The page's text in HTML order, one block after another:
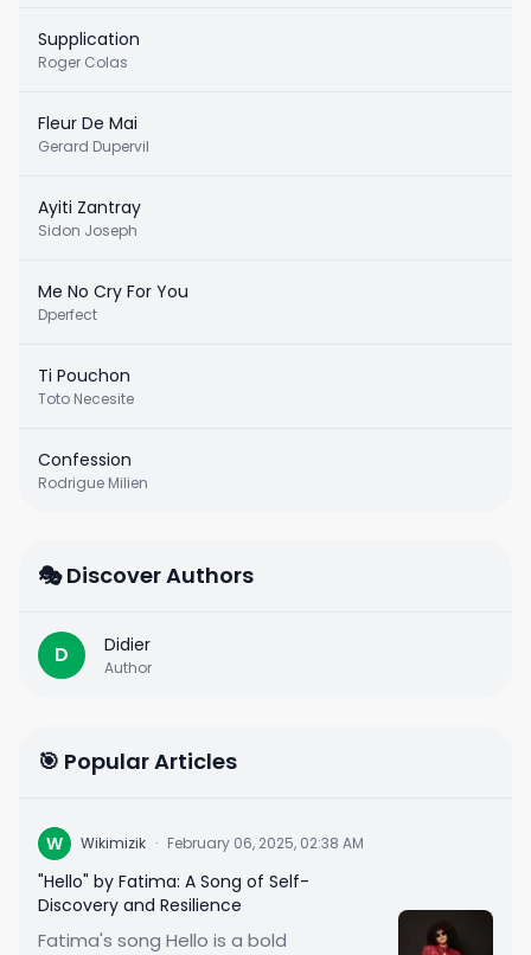
Supplication
Roger Colas
Fleur De Mai
Gerard Dupervil
Ayiti Zantray
Sidon Joseph
Me No Cry For You
Dperfect
Ti Pouchon
Toto Necesite
Confession
Rodrigue Milien
🎭 Discover Authors
D Didier
Author
🎯 Popular Articles
W Wikimizik · February 06, 2025, 02:38 AM
"Hello" by Fatima: A Song of Self-
Discovery and Resilience
Fatima's song Hello is a bold